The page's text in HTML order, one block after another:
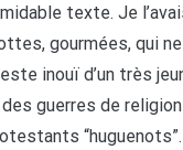
texte. Je
gourmées, qui
inouï d’un très
guerres de
“huguenots”.